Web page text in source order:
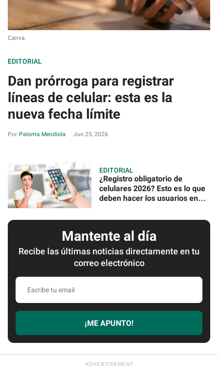
Canva.
EDITORIAL
Dan prórroga para registrar
líneas de celular: esta es la
nueva fecha límite
Paloma Mendiola Jun 25, 2026
EDITORIAL
¿Registro obligatorio de
celulares 2026? Esto es lo que
deben hacer los usuarios en
Mantente al día
Recibe las últimas noticias directamente en tu
correo electrónico
Escribe
email
¡ME APUNTO!